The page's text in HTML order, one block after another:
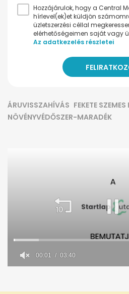
Hozzájárulok, hogy a Central
hírlevel(ek)et küldjön
üzletszerzési céllal
elérhetőségeimen saját vagy
Az adatkezelés részletei
ÁRUVISSZAHÍVÁS FEKETE SZEMES
NÖVÉNYVÉDŐSZER-MARADÉK
00:02 03:40